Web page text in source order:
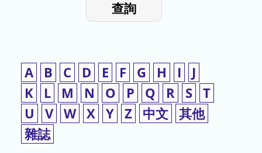
查詢
A B C D E F G H I
J
K
L M N O P Q R S T
U
V W X Y Z 中文 其他
雜誌